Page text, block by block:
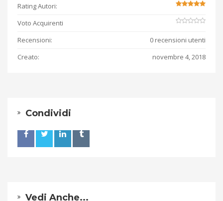
Rating Autori:
Voto Acquirenti
Recensioni:
0 recensioni utenti
Creato:
novembre 4, 2018
Condividi
Vedi Anche...